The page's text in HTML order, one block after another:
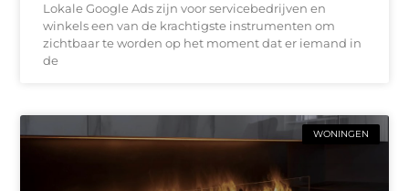
Lokale Google Ads zijn voor servicebedrijven en
winkels een van de krachtigste instrumenten om
zichtbaar te worden op het moment dat er iemand in
de
WONINGEN